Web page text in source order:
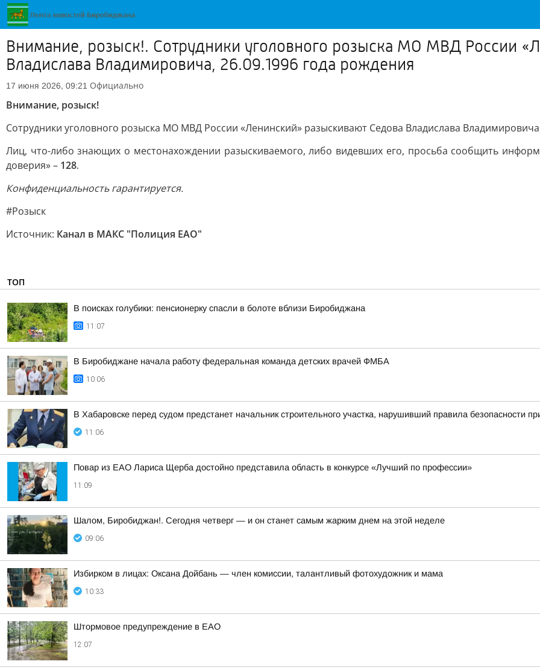
Внимание, розыск!. Сотрудники уголовного розыска МО МВД России
Владислава Владимировича, 26.09.1996 года рождения
17 июня 2026, 09:21 Официально
Внимание, розыск!
Сотрудники уголовного розыска МО МВД России «Ленинский» разыскивают Седова Владислава
Лиц, что-либо знающих о местонахождении разыскиваемого, либо видевших его, просьба сообщить
доверия» – 128.
Конфиденциальность гарантируется.
#Розыск
Источник: Канал в МАКС "Полиция ЕАО"
ТОП
В поисках голубики: пенсионерку спасли в болоте вблизи Биробиджана
11:07
В Биробиджане начала работу федеральная команда детских врачей ФМБА
10:06
В Хабаровске перед судом предстанет начальник строительного участка, нарушивший правила безопасности
11:06
Повар из ЕАО Лариса Щерба достойно представила область в конкурсе «Лучший по профессии»
11:09
Шалом, Биробиджан!. Сегодня четверг — и он станет самым жарким днем на этой неделе
09:06
Избирком в лицах: Оксана Дойбань — член комиссии, талантливый фотохудожник и мама
10:33
Штормовое предупреждение в ЕАО
12:07